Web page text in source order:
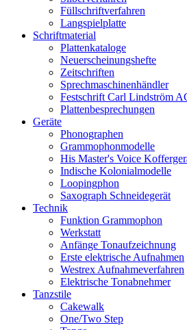
Füllschriftverfahren
Langspielplatte
Schriftmaterial
Plattenkataloge
Neuerscheinungshefte
Zeitschriften
Sprechmaschinenhändler
Festschrift Carl Lindström
Plattenbesprechungen
Geräte
Phonographen
Grammophonmodelle
His Master's Voice
Indische Kolonialmodelle
Loopingphon
Saxograph Schneidegerät
Technik
Funktion Grammophon
Werkstatt
Anfänge Tonaufzeichnung
Erste elektrische Aufnahmen
Westrex Aufnahmeverfahren
Elektrische Tonabnehmer
Tanzstile
Cakewalk
One/Two Step